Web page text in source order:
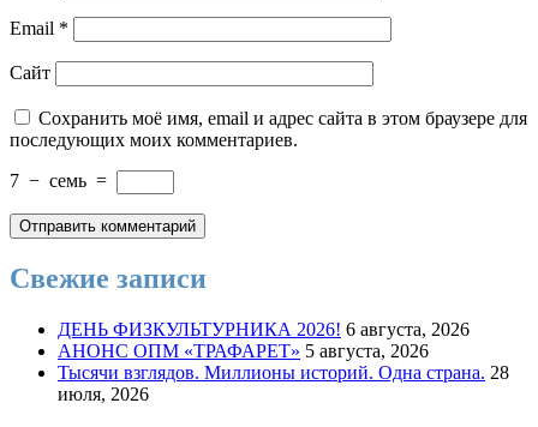
Email *
Сайт
Сохранить моё имя, email и адрес сайта в этом браузере для
последующих моих комментариев.
7 − семь =
Свежие записи
ДЕНЬ ФИЗКУЛЬТУРНИКА 2026! 6 августа, 2026
АНОНС ОПМ «ТРАФАРЕТ» 5 августа, 2026
Тысячи взглядов. Миллионы историй. Одна страна. 28
июля, 2026